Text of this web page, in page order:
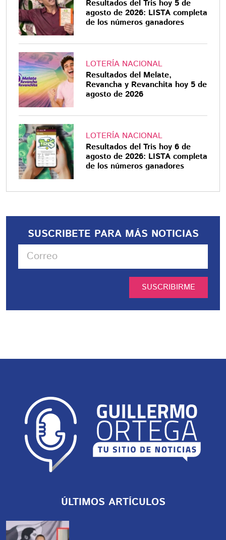
Resultados del Tris hoy 5 de
agosto de 2026: LISTA completa
de los números ganadores
LOTERÍA NACIONAL
Resultados del Melate,
Revancha y Revanchita hoy 5 de
agosto de 2026
LOTERÍA NACIONAL
Resultados del Tris hoy 6 de
agosto de 2026: LISTA completa
de los números ganadores
SUSCRIBETE PARA MÁS NOTICIAS
SUSCRIBIRME
ÚLTIMOS ARTÍCULOS